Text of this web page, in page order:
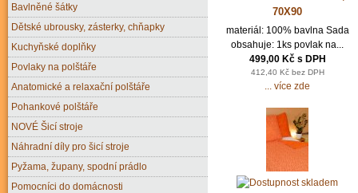
70X90
materiál: 100% bavlna Sada
obsahuje: 1ks povlak na...
499,00 Kč s DPH
412,40 Kč bez DPH
... více zde
Bavlněné šátky
Dětské ubrousky, zásterky, chňapky
Kuchyňské doplňky
Povlaky na polštáře
Anatomické a relaxační polštáře
Pohankové polštáře
NOVÉ Šicí stroje
Náhradní díly pro šicí stroje
Pyžama, župany, spodní prádlo
Pomocníci do domácnosti